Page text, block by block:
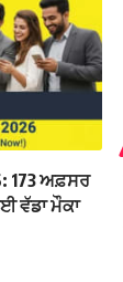
173 ਅਫ਼ਸਰ
ਵੱਡਾ ਮੌਕਾ